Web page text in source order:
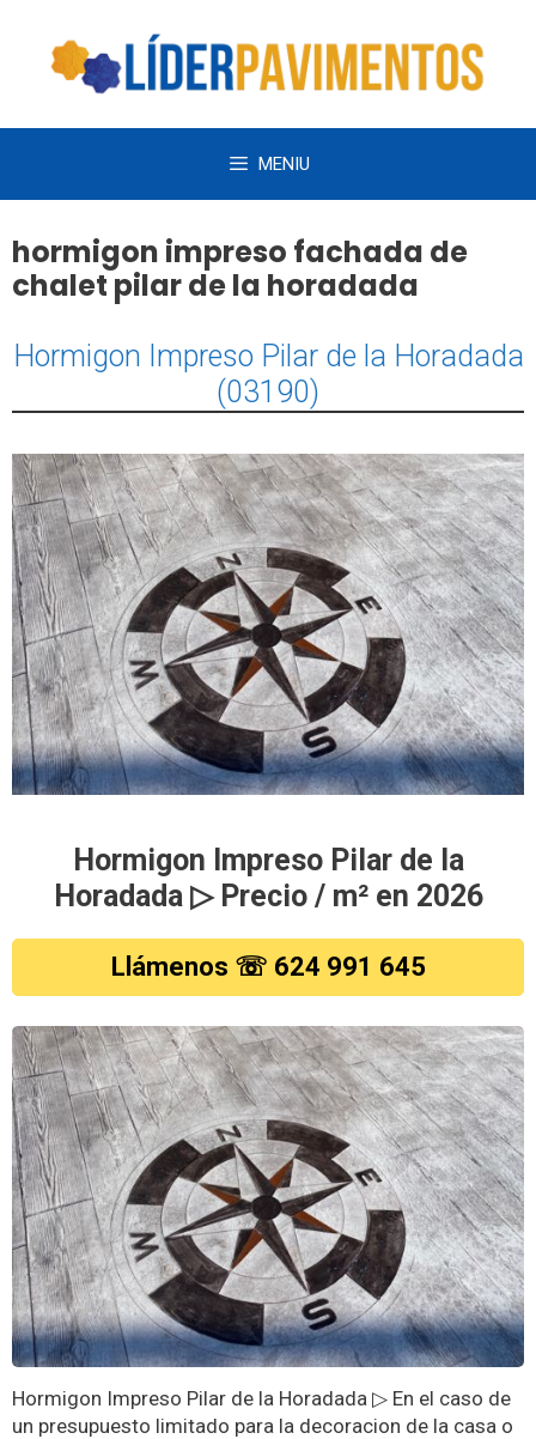
contenido
MENIU
hormigon impreso fachada de
chalet pilar de la horadada
Hormigon Impreso Pilar de la Horadada
(03190)
Hormigon Impreso Pilar de la
Horadada ▷ Precio / m² en 2026
Llámenos ☏ 624 991 645
Hormigon Impreso Pilar de la Horadada ▷ En el caso de
un presupuesto limitado para la decoracion de la casa o